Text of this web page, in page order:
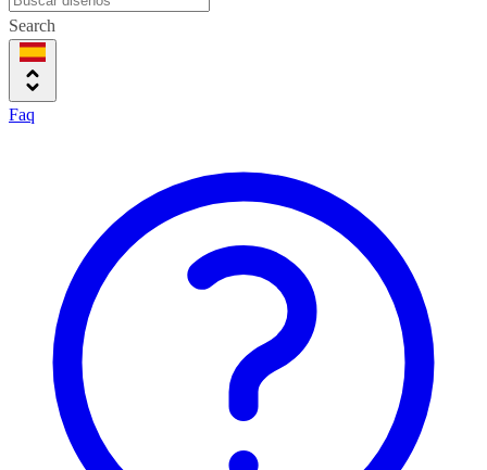
Search
Faq